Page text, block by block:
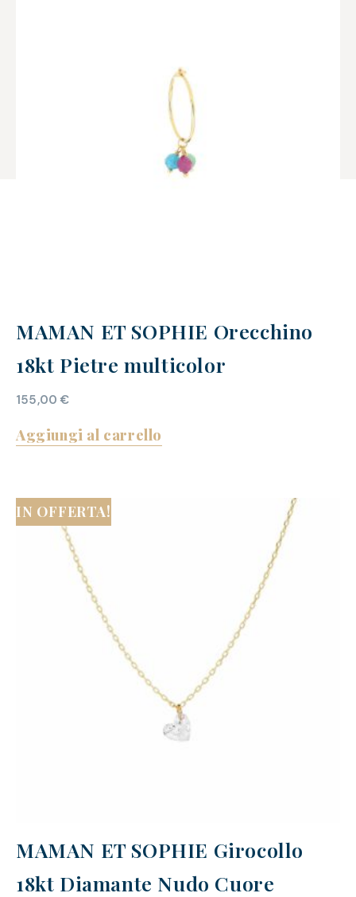
MAMAN ET SOPHIE Orecchino
18kt Pietre multicolor
155,00€
Aggiungi al carrello
IN OFFERTA!
MAMAN ET SOPHIE Girocollo
18kt Diamante Nudo Cuore